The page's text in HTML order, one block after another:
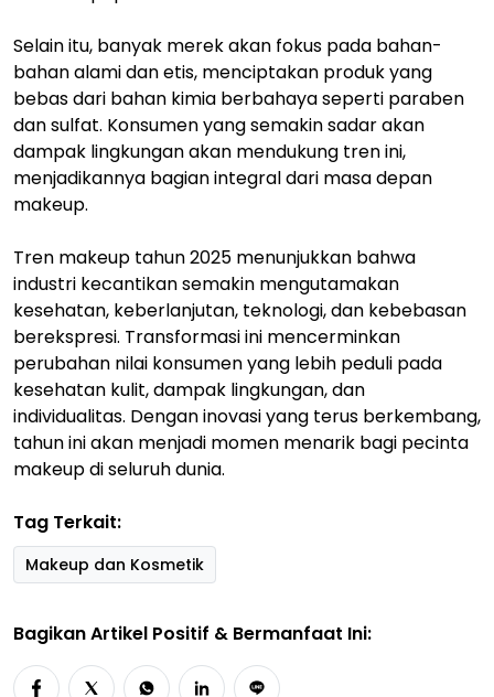
Selain itu, banyak merek akan fokus pada bahan-
bahan alami dan etis, menciptakan produk yang
bebas dari bahan kimia berbahaya seperti paraben
dan sulfat. Konsumen yang semakin sadar akan
dampak lingkungan akan mendukung tren ini,
menjadikannya bagian integral dari masa depan
makeup.
Tren makeup tahun 2025 menunjukkan bahwa
industri kecantikan semakin mengutamakan
kesehatan, keberlanjutan, teknologi, dan kebebasan
berekspresi. Transformasi ini mencerminkan
perubahan nilai konsumen yang lebih peduli pada
kesehatan kulit, dampak lingkungan, dan
individualitas. Dengan inovasi yang terus berkembang,
tahun ini akan menjadi momen menarik bagi pecinta
makeup di seluruh dunia.
Tag Terkait:
Makeup dan Kosmetik
Bagikan Artikel Positif & Bermanfaat Ini: